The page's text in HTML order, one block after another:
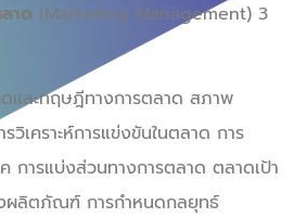
าด (Marketing Management) 3
และทฤษฎีทางการตลาด สภาพ
เคราะห์การแข่งขันในตลาด การ
การแบ่งส่วนทางการตลาด ตลาดเป้า
ผลิตภัณฑ์ การกำหนดกลยุทธ์